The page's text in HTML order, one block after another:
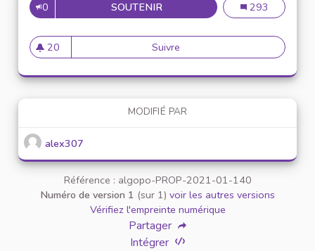
0 SOUTENIRMISE EN PLACE DEMise en place
293
20
20 abonnés
Suivre Mise en place de référents
MODIFIÉ PAR
alex307
Référence : algopo-PROP-2021-01-140
Numéro de version 1 (sur 1) voir les autres versions
Vérifiez l'empreinte numérique
Partager
Intégrer